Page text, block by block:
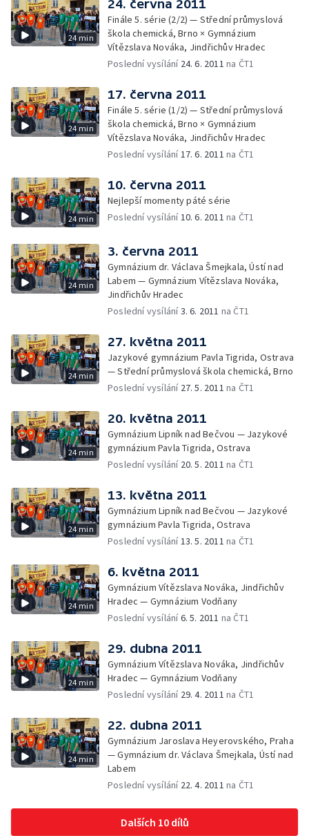
24 min
24. června 2011
Finále 5. série (2/2) — Střední průmyslová
škola chemická, Brno × Gymnázium
Vítězslava Nováka, Jindřichův Hradec
Poslední vysílání 24. 6. 2011 na ČT1
24 min
17. června 2011
Finále 5. série (1/2) — Střední průmyslová
škola chemická, Brno × Gymnázium
Vítězslava Nováka, Jindřichův Hradec
Poslední vysílání17. 6. 2011 na ČT1
24 min
10. června 2011
Nejlepší momenty páté série
Poslední vysílání10. 6. 2011 na ČT1
24 min
3. června 2011
Gymnázium dr. Václava Šmejkala, Ústí nad
Labem — Gymnázium Vítězslava Nováka,
Jindřichův Hradec
Poslední vysílání3. 6. 2011 na ČT1
24 min
27. května 2011
Jazykové gymnázium Pavla Tigrida, Ostrava
— Střední průmyslová škola chemická, Brno
Poslední vysílání 27. 5. 2011 na ČT1
24 min
20. května 2011
Gymnázium Lipník nad Bečvou — Jazykové
gymnázium Pavla Tigrida, Ostrava
Poslední vysílání 20. 5. 2011 na ČT1
24 min
13. května 2011
Gymnázium Lipník nad Bečvou — Jazykové
gymnázium Pavla Tigrida, Ostrava
Poslední vysílání13. 5. 2011 na ČT1
24 min
6. května 2011
Gymnázium Vítězslava Nováka, Jindřichův
Hradec — Gymnázium Vodňany
Poslední vysílání6. 5. 2011 na ČT1
24 min
29. dubna 2011
Gymnázium Vítězslava Nováka, Jindřichův
Hradec — Gymnázium Vodňany
Poslední vysílání 29. 4. 2011 na ČT1
24 min
22. dubna 2011
Gymnázium Jaroslava Heyerovského, Praha
— Gymnázium dr. Václava Šmejkala, Ústí nad
Labem
Poslední vysílání 22. 4. 2011 na ČT1
Dalších 10 dílů